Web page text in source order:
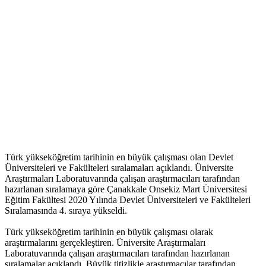
Türk yükseköğretim tarihinin en büyük çalışması olan Devlet
Üniversiteleri ve Fakülteleri sıralamaları açıklandı. Üniversite
Araştırmaları Laboratuvarında çalışan araştırmacıları tarafından
hazırlanan sıralamaya göre Çanakkale Onsekiz Mart Üniversitesi
Eğitim Fakültesi 2020 Yılında Devlet Üniversiteleri ve Fakülteleri
Sıralamasında 4. sıraya yükseldi.
Türk yükseköğretim tarihinin en büyük çalışması olarak
araştırmalarını gerçekleştiren. Üniversite Araştırmaları
Laboratuvarında çalışan araştırmacıları tarafından hazırlanan